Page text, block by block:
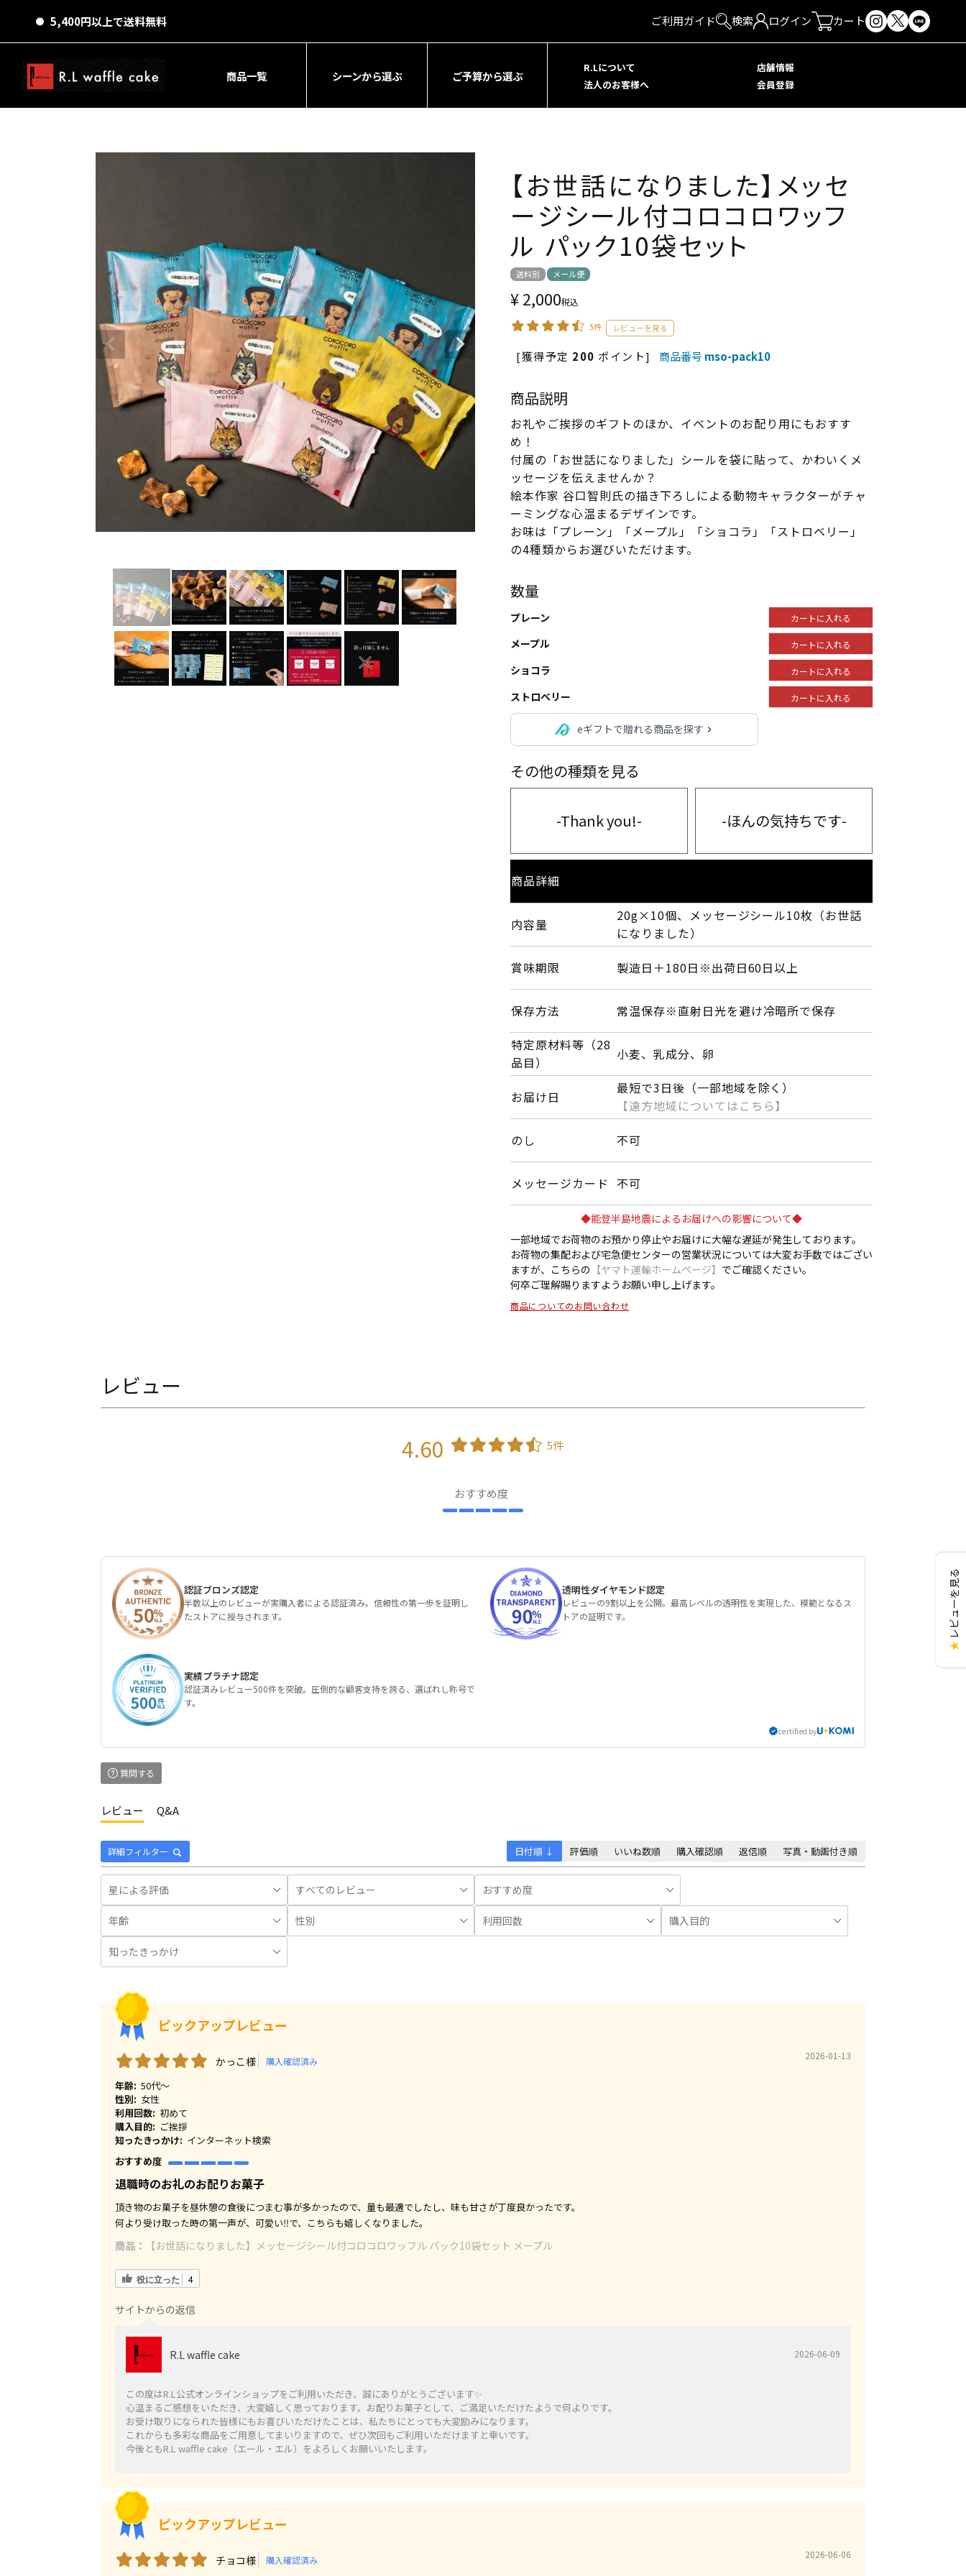
5,400円以上で送料無料 ご利用ガイド 検索 ログイン カート
商品一覧 シーンから選ぶ ご予算から選ぶ
R.Lについて
店舗情報
法人のお客様へ
会員登録
【お世話になりました】メッセ
ージシール付コロコロワッフ
ル パック10袋セット
送料別 メール便
¥2,000税込
5件
[獲得予定 200 ポイント] 商品番号 mso-pack10
商品説明
お礼やご挨拶のギフトのほか、イベントのお配り用にもおすす
め！
付属の「お世話になりました」シールを袋に貼って、かわいくメ
ッセージを伝えませんか？
絵本作家 谷口智則氏の描き下ろしによる動物キャラクターがチャ
ーミングな心温まるデザインです。
お味は「プレーン」「メープル」「ショコラ」「ストロベリー」
の4種類からお選びいただけます。
数量
プレーン カートに入れる
メープル カートに入れる
ショコラ カートに入れる
ストロベリー カートに入れる
eギフトで贈れる商品を探す
その他の種類を見る
-Thank you!- -ほんの気持ちです-
商品詳細
内容量
20g×10個、メッセージシール10枚（お世話
になりました）
賞味期限
製造日＋180日※出荷日60日以上
保存方法
常温保存※直射日光を避け冷暗所で保存
特定原材料等（28
品目）
小麦、乳成分、卵
お届け日
最短で3日後（一部地域を除く）
【遠方地域についてはこちら】
のし
不可
メッセージカード 不可
◆能登半島地震によるお届けへの影響について◆
一部地域でお荷物のお預かり停止やお届けに大幅な遅延が発生しております。
お荷物の集配および宅急便センターの営業状況については大変お手数ではござい
ますが、こちらの 【ヤマト運輸ホームページ】 でご確認ください。
何卒ご理解賜りますようお願い申し上げます。
商品についてのお問い合わせ
レビュー
4.60 5件
おすすめ度
認証ブロンズ認定
半数以上のレビューが実購入者による認証済み。信頼性の第一歩を証明し
たストアに授与されます。
透明性ダイヤモンド認定
レビューの9割以上を公開。最高レベルの透明性を実現した、模範となるス
トアの証明です。
実績プラチナ認定
認証済みレビュー500件を突破。圧倒的な顧客支持を誇る、選ばれし称号で
す。
certified by
質問する
レビュー Q&A
詳細フィルター 日付順 ↓ 評価順 いいね数順 購入確認順 返信順 写真・動画付き順
ピックアップレビュー
かっこ様 購入確認済み 2026-01-13
年齢: 50代～
性別: 女性
利用回数: 初めて
購入目的: ご挨拶
知ったきっかけ: インターネット検索
おすすめ度
退職時のお礼のお配りお菓子
頂き物のお菓子を昼休憩の食後につまむ事が多かったので、量も最適でしたし、味も甘さが丁度良かったです。
何より受け取った時の第一声が、可愛い‼️で、こちらも嬉しくなりました。
商品： 【お世話になりました】メッセージシール付コロコロワッフル パック10袋セット メープル
役に立った 4
サイトからの返信
R.L waffle cake 2026-06-09
この度はR.L公式オンラインショップをご利用いただき、誠にありがとうございます✨️
心温まるご感想をいただき、大変嬉しく思っております。お配りお菓子として、ご満足いただけたようで何よりです。
お受け取りになられた皆様にもお喜びいただけたことは、私たちにとっても大変励みになります。
これからも多彩な商品をご用意してまいりますので、ぜひ次回もご利用いただけますと幸いです。
今後ともR.L waffle cake（エール・エル）をよろしくお願いいたします。
ピックアップレビュー
チョコ様 購入確認済み 2026-06-06
★
レビューを見る